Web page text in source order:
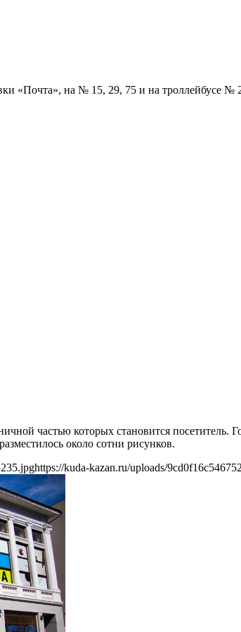
«Почта», на № 15, 29, 75 и на троллейбусе №
частью которых становится посетитель.
около сотни рисунков.
https://kuda-kazan.ru/uploads/